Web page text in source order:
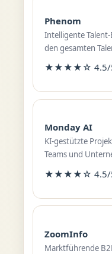
Phenom
Intelligente
den gesamten
★★★★☆ 4.5/
Monday AI
KI-gestützte
Teams und
★★★★☆ 4.5/
ZoomInfo
Marktführende